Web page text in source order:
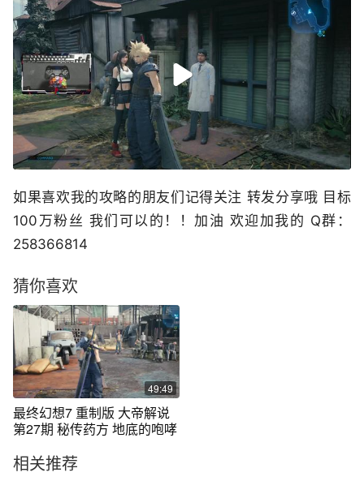
如果喜欢我的攻略的朋友们记得关注 转发分享哦 目标
100万粉丝 我们可以的！！加油 欢迎加我的 Q群：
258366814
猜你喜欢
49:49
最终幻想7 重制版 大帝解说
第27期 秘传药方 地底的咆哮
相关推荐